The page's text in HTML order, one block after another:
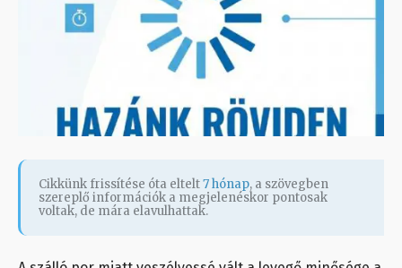
Cikkünk frissítése óta eltelt7 hónap, a szövegben
szereplő információk a megjelenéskor pontosak
voltak, de mára elavulhattak.